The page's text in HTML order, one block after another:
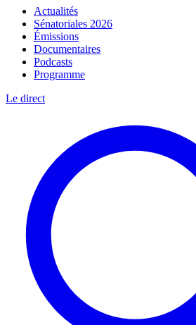
Actualités
Sénatoriales 2026
Émissions
Documentaires
Podcasts
Programme
Le direct